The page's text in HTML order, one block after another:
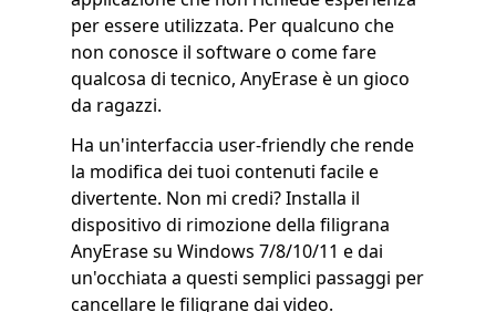
per essere utilizzata. Per qualcuno che
non conosce il software o come fare
qualcosa di tecnico, AnyErase è un gioco
da ragazzi.
Ha un'interfaccia user-friendly che rende
la modifica dei tuoi contenuti facile e
divertente. Non mi credi? Installa il
dispositivo di rimozione della filigrana
AnyErase su Windows 7/8/10/11 e dai
un'occhiata a questi semplici passaggi per
cancellare le filigrane dai video.